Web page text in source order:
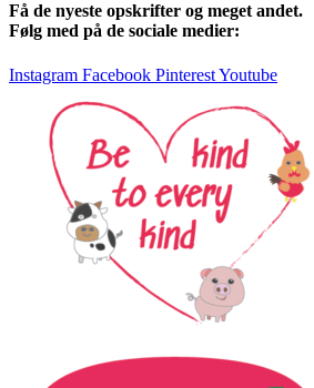
Få de nyeste opskrifter og meget andet.
Følg med på de sociale medier:
Instagram Facebook PinterestYoutube